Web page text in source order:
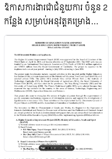
ឱកាសការងារជាជំនួយការ ចំនួន 2
កន្លែង សម្រាប់អនុវត្តគម្រោង
កែលម្អការអប់រំឧត្តមសិក្សាទី២
(HEIP2)